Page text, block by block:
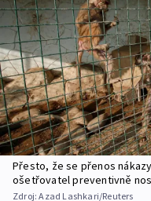
Přesto, že se přenos
ošetřovatel preventivně
Zdroj:Azad Lashkari/Reuters